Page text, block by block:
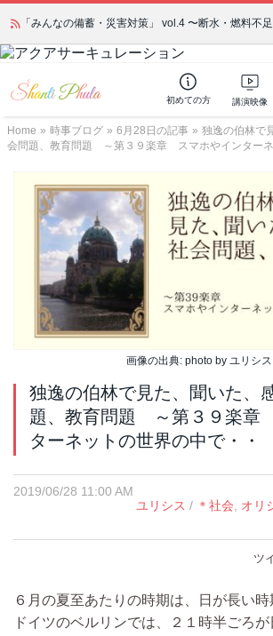
「みんなの備蓄・災害対策」 vol.4 〜断水・燃料不
初めての方 講演映像
Home » 時事ブログ » 6月28日の記事 » 独逸の伯林で
会問題、教育問題 ～第３９楽章 スマホやインター
画像の出典: photo by ユリシス
独逸の伯林で見た、聞いた、
題、教育問題 ～第３９楽章
ターネットの世界の中で・・
2019/06/28 11:00 AM
ユリシス / ＊社会, オリ
ツ
６月の夏至あたりの時期は、日が長い時
ドイツのベルリンでは、２１時半ごろが